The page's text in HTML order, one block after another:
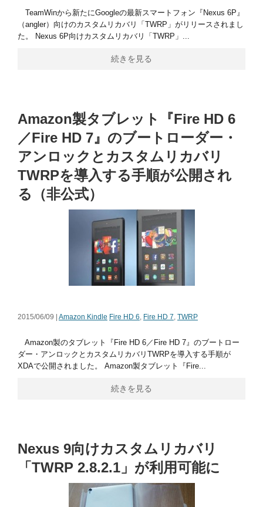
TeamWinから新たにGoogleの最新スマートフォン『Nexus 6P』
（angler）向けのカスタムリカバリ「TWRP」がリリースされまし
た。 Nexus 6P向けカスタムリカバリ「TWRP」...
続きを見る
Amazon製タブレット『Fire HD 6
／Fire HD 7』のブートローダー・
アンロックとカスタムリカバリ
TWRPを導入する手順が公開され
る（非公式）
2015/06/09 | Amazon Kindle Fire HD 6, Fire HD 7, TWRP
Amazon製のタブレット『Fire HD 6／Fire HD 7』のブートロー
ダー・アンロックとカスタムリカバリTWRPを導入する手順が
XDAで公開されました。 Amazon製タブレット『Fire...
続きを見る
Nexus 9向けカスタムリカバリ
「TWRP 2.8.2.1」が利用可能に